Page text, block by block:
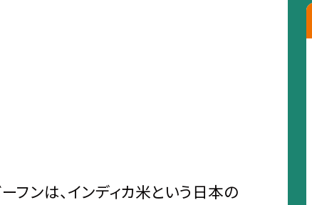
フンは、インディカ米という日本の